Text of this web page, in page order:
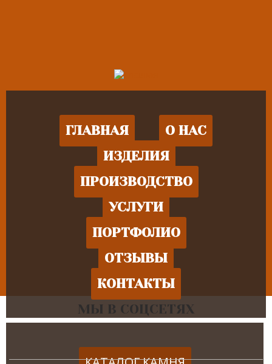
ГЛАВНАЯ
О НАС
ИЗДЕЛИЯ
ПРОИЗВОДСТВО
УСЛУГИ
ПОРТФОЛИО
ОТЗЫВЫ
КОНТАКТЫ
МЫ В СОЦСЕТЯХ